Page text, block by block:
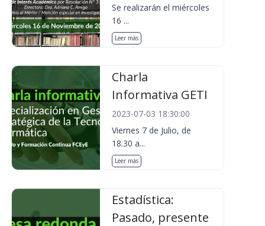
Se realizarán el miércoles
16 ...
Leer más
Charla
Informativa GETI
2023-07-03 18:30:00
Viernes 7 de Julio, de
18.30 a...
Leer más
Estadística:
Pasado, presente